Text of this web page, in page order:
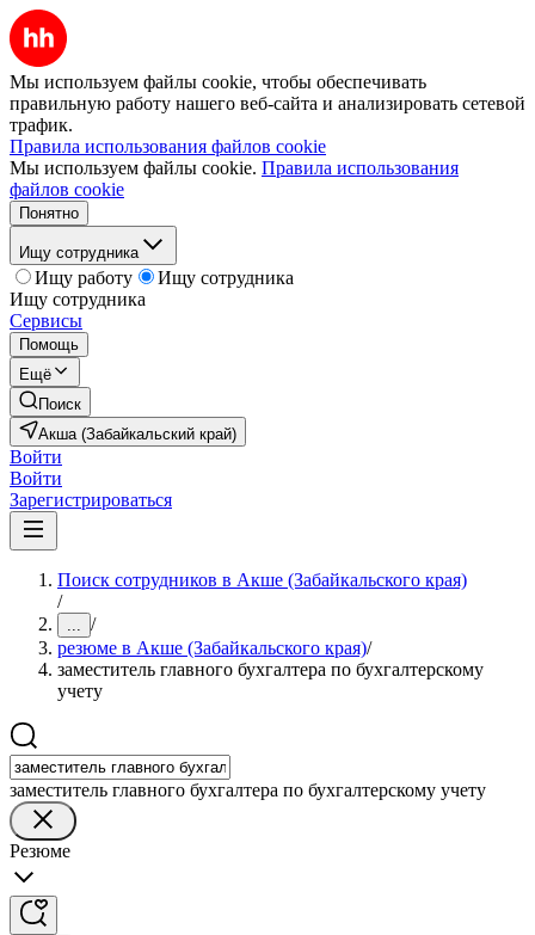
Мы используем файлы cookie, чтобы обеспечивать
правильную работу нашего веб-сайта и анализировать сетевой
трафик.
Правила использования файлов cookie
Мы используем файлы cookie. Правила использования
файлов cookie
Понятно
Ищу сотрудника
Ищу работу
Ищу сотрудника
Ищу сотрудника
Сервисы
Помощь
Ещё
Поиск
Акша (Забайкальский край)
Войти
Войти
Зарегистрироваться
Поиск сотрудников в Акше (Забайкальского края)
/
... /
резюме в Акше (Забайкальского края)/
заместитель главного бухгалтера по бухгалтерскому
учету
заместитель главного бухгалтера по бухгалтерскому учету
Резюме